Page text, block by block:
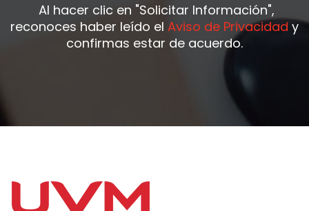
Al hacer clic en "Solicitar Información",
reconoces haber leído el Aviso de Privacidad y
confirmas estar de acuerdo.